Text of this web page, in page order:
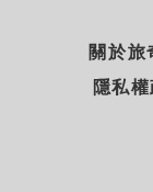
關於
隱私